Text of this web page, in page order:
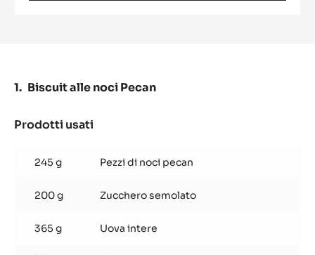
Biscuit alle noci Pecan
Prodotti usati
alle
noci
245 g Pezzi di noci pecan
200 g Zucchero semolato
365 g Uova intere